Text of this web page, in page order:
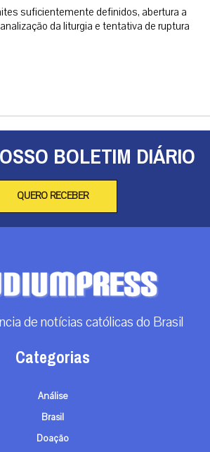
suficientemente definidos, abertura a
da liturgia e tentativa de ruptura
BOLETIM DIÁRIO
QUERO RECEBER
de notícias católicas do Brasil
Categorias
Análise
Brasil
Doação